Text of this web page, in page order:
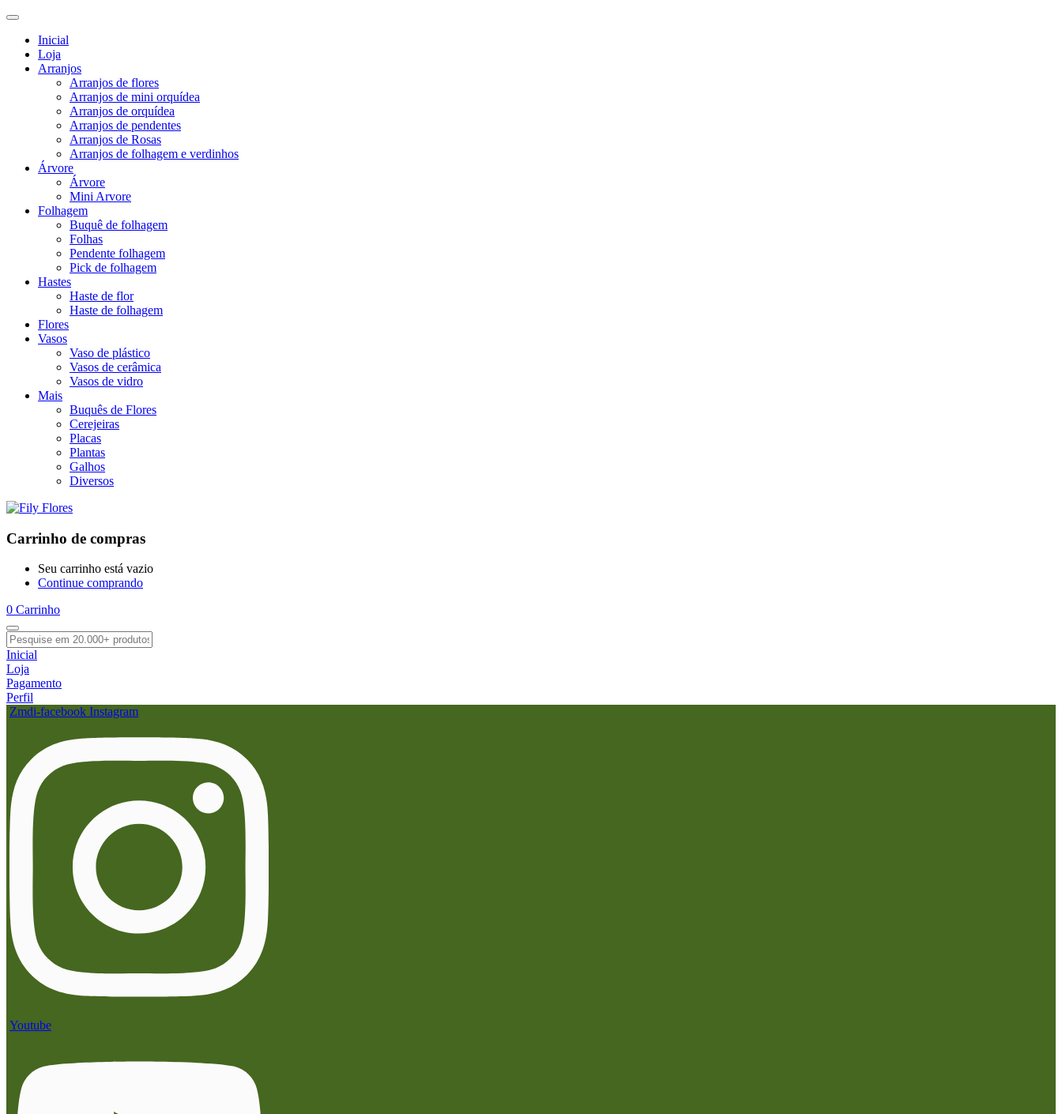
Inicial
Loja
Arranjos
Arranjos de flores
Arranjos de mini orquídea
Arranjos de orquídea
Arranjos de pendentes
Arranjos de Rosas
Arranjos de folhagem e verdinhos
Árvore
Árvore
Mini Arvore
Folhagem
Buquê de folhagem
Folhas
Pendente folhagem
Pick de folhagem
Hastes
Haste de flor
Haste de folhagem
Flores
Vasos
Vaso de plástico
Vasos de cerâmica
Vasos de vidro
Mais
Buquês de Flores
Cerejeiras
Placas
Plantas
Galhos
Diversos
Carrinho de compras
Seu carrinho está vazio
Continue comprando
0 Carrinho
Inicial
Loja
Pagamento
Perfil
Zmdi-facebook Instagram
Youtube